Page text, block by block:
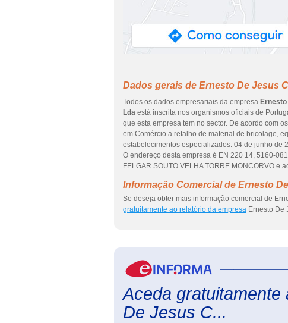
Dados gerais de Ernesto De Jesus
Todos os dados empresariais da empresa
Lda está inscrita nos organismos oficiais de
que esta empresa tem no sector. De acordo com
em Comércio a retalho de material de bricolage,
estabelecimentos especializados. 04 de junho de
O endereço desta empresa é EN 220 14, 5160-
FELGAR SOUTO VELHA TORRE MONCORVO e
Informação Comercial de Ernesto
Se deseja obter mais informação comercial de
gratuitamente ao relatório da empresa Ernesto De
Aceda
De Jesus C...